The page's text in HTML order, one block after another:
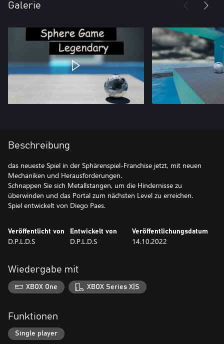
Galerie
Beschreibung
das neueste Spiel in der Sphärenspiel-Franchise jetzt, mit neuen
Mechaniken und Herausforderungen.
Schnappen Sie sich Metallstangen, um die Hindernisse zu
überwinden und das Portal zum nächsten Level zu erreichen.
Spiel entwickelt von Diego Paes.
Veröffentlicht von
D.P.L.D.S
Entwickelt von
D.P.L.D.S
Veröffentlichungsdatum
14.10.2022
Wiedergabe mit
XBOX One XBOX Series X|S
Funktionen
Single player